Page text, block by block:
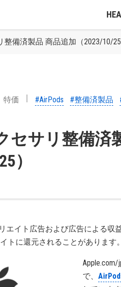
整備済製品 商品追加（2023/10/25
特価 #AirPods #整備済製品
セサリ整備済
）
エイト広告および広告による収
トに還元されることがあります。
Apple.com/
で、